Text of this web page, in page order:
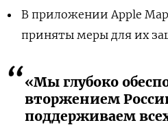
В приложении Apple
приняты меры для их
«Мы глубоко
вторжением
поддерживаем